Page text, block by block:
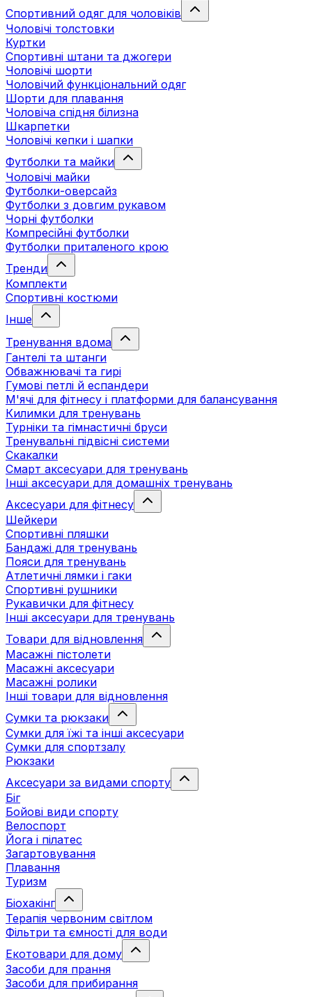
Спортивний одяг для чоловіків
Чоловічі толстовки
Куртки
Спортивні штани та джогери
Чоловічі шорти
Чоловічий функціональний одяг
Шорти для плавання
Чоловіча спідня білизна
Шкарпетки
Чоловічі кепки і шапки
Футболки та майки
Чоловічі майки
Футболки-оверсайз
Футболки з довгим рукавом
Чорні футболки
Компресійні футболки
Футболки приталеного крою
Тренди
Комплекти
Спортивні костюми
Інше
Тренування вдома
Гантелі та штанги
Обважнювачі та гирі
Гумові петлі й еспандери
М'ячі для фітнесу і платформи для балансування
Килимки для тренувань
Турніки та гімнастичні бруси
Тренувальні підвісні системи
Скакалки
Смарт аксесуари для тренувань
Інші аксесуари для домашніх тренувань
Аксесуари для фітнесу
Шейкери
Спортивні пляшки
Бандажі для тренувань
Пояси для тренувань
Атлетичні лямки і гаки
Спортивні рушники
Рукавички для фітнесу
Інші аксесуари для тренувань
Товари для відновлення
Масажні пістолети
Масажні аксесуари
Масажні ролики
Інші товари для відновлення
Сумки та рюкзаки
Сумки для їжі та інші аксесуари
Сумки для спортзалу
Рюкзаки
Аксесуари за видами спорту
Біг
Бойові види спорту
Велоспорт
Йога і пілатес
Загартовування
Плавання
Туризм
Біохакінг
Терапія червоним світлом
Фільтри та ємності для води
Екотовари для дому
Засоби для прання
Засоби для прибирання